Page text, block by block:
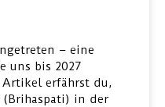
– eine
uns bis 2027
erfährst du,
(Brihaspati) in der